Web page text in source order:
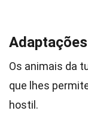
Os animais da
que lhes
hostil.